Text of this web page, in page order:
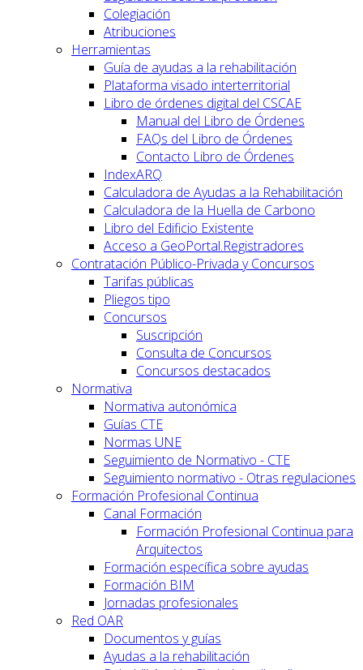
Colegiación
Atribuciones
Herramientas
Guía de ayudas a la rehabilitación
Plataforma visado interterritorial
Libro de órdenes digital del CSCAE
Manual del Libro de Órdenes
FAQs del Libro de Órdenes
Contacto Libro de Órdenes
IndexARQ
Calculadora de Ayudas a la Rehabilitación
Calculadora de la Huella de Carbono
Libro del Edificio Existente
Acceso a GeoPortal.Registradores
Contratación Público-Privada y Concursos
Tarifas públicas
Pliegos tipo
Concursos
Suscripción
Consulta de Concursos
Concursos destacados
Normativa
Normativa autonómica
Guías CTE
Normas UNE
Seguimiento de Normativo - CTE
Seguimiento normativo - Otras regulaciones
Formación Profesional Continua
Canal Formación
Formación Profesional Continua para
Arquitectos
Formación específica sobre ayudas
Formación BIM
Jornadas profesionales
Red OAR
Documentos y guías
Ayudas a la rehabilitación